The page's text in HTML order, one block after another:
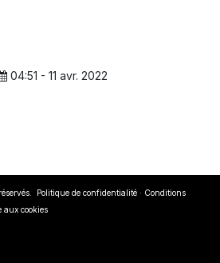
04:51 - 11 avr. 2022
Politique de confidentialité · Conditions
aux cookies